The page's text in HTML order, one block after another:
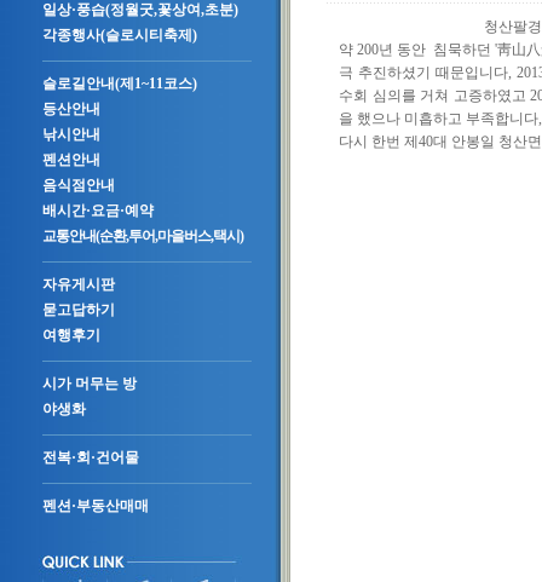
일상·풍습(정월굿,꽃상여,초분)
각종행사(슬로시티축제)
슬로길안내(제1~11코스)
등산안내
낚시안내
펜션안내
음식점안내
배시간·요금·예약
교통안내(순환,투어,마을버스,택시)
자유게시판
묻고답하기
여행후기
시가 머무는 방
야생화
전복·회·건어물
펜션·부동산매매
청산팔경 동
약 200년 동안 침묵하던 '靑山
극 추진하셨기 때문입니다,
수회 심의를 거쳐 고증하였고
을 했으나 미흡하고 부족합니
다시 한번 제40대 안봉일 청산